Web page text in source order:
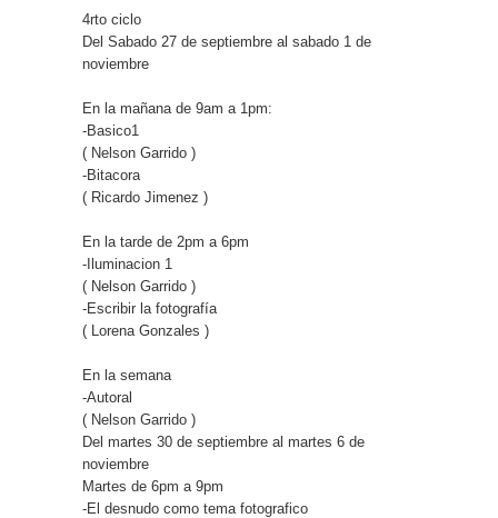
4rto ciclo
Del Sabado 27 de septiembre al sabado 1 de
noviembre
En la mañana de 9am a 1pm:
-Basico1
( Nelson Garrido )
-Bitacora
( Ricardo Jimenez )
En la tarde de 2pm a 6pm
-Iluminacion 1
( Nelson Garrido )
-Escribir la fotografía
( Lorena Gonzales )
En la semana
-Autoral
( Nelson Garrido )
Del martes 30 de septiembre al martes 6 de
noviembre
Martes de 6pm a 9pm
-El desnudo como tema fotografico